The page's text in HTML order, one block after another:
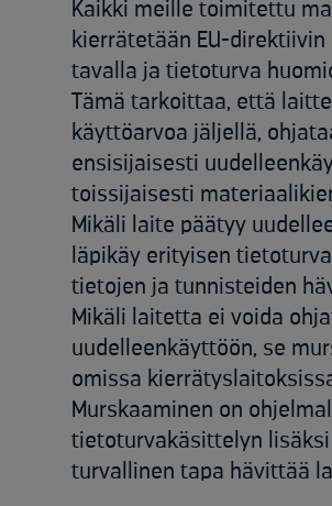
Kaikki meille toimitettu
kierrätetään EU-
tavalla ja tietoturva
Tämä tarkoittaa, että
käyttöarvoa jäljellä,
ensisijaisesti
toissijaisesti
Mikäli laite päätyy
läpikäy erityisen
tietojen ja tunnisteiden
Mikäli laitetta ei voida
uudelleenkäyttöön, se
omissa
Murskaaminen on
tietoturvakäsittelyn
turvallinen tapa hävittää